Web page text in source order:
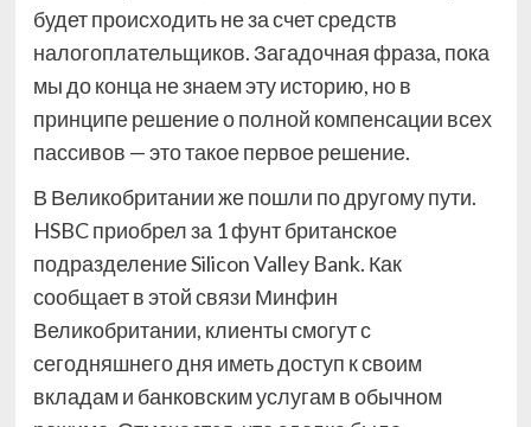
будет происходить не за счет средств
налогоплательщиков. Загадочная фраза, пока
мы до конца не знаем эту историю, но в
принципе решение о полной компенсации всех
пассивов — это такое первое решение.
В Великобритании же пошли по другому пути.
HSBC приобрел за 1 фунт британское
подразделение Silicon Valley Bank. Как
сообщает в этой связи Минфин
Великобритании, клиенты смогут с
сегодняшнего дня иметь доступ к своим
вкладам и банковским услугам в обычном